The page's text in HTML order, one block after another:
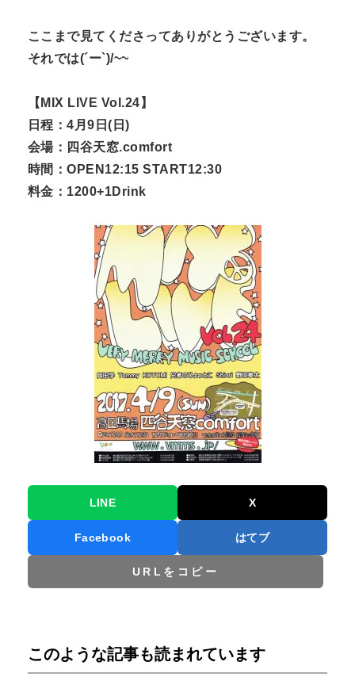
ここまで見てくださってありがとうございます。
それでは(´ー`)/~~
【MIX LIVE Vol.24】
日程：4月9日(日)
会場：四谷天窓.comfort
時間：OPEN12:15 START12:30
料金：1200+1Drink
LINE X
Facebook はてブ
URLをコピー
このような記事も読まれています